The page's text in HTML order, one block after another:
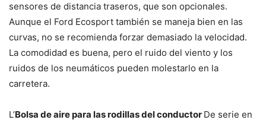
sensores de distancia traseros, que son opcionales.
Aunque el Ford Ecosport también se maneja bien en las
curvas, no se recomienda forzar demasiado la velocidad.
La comodidad es buena, pero el ruido del viento y los
ruidos de los neumáticos pueden molestarlo en la
carretera.
L’Bolsa de aire para las rodillas del conductor De serie en